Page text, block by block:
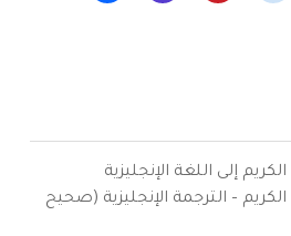
إلى اللغة الإنجليزية
– الترجمة الإنجليزية (صحيح